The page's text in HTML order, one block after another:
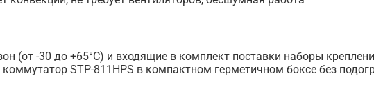
(от -30 до +65°C) и входящие в комплект поставки наборы
STP-811HPS в компактном герметичном боксе без